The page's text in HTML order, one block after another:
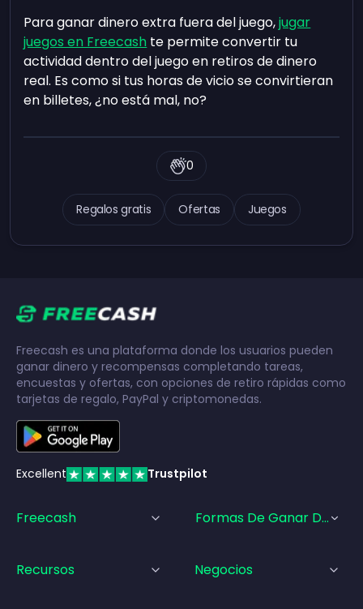
Para ganar dinero extra fuera del juego,jugar
juegos en Freecash te permite convertir tu
actividad dentro del juego en retiros de dinero
real. Es como si tus horas de vicio se convirtieran
en billetes, ¿no está mal, no?
Regalos gratis Ofertas Juegos
0
Freecash es una plataforma donde los usuarios pueden
ganar dinero y recompensas completando tareas,
encuestas y ofertas, con opciones de retiro rápidas como
tarjetas de regalo, PayPal y criptomonedas.
Excellent Trustpilot
Freecash Formas De Ganar Dinero
Recursos Negocios